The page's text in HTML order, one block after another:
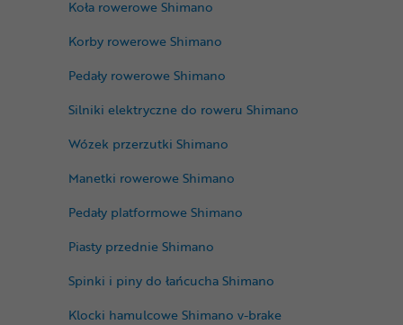
Koła rowerowe Shimano
Korby rowerowe Shimano
Pedały rowerowe Shimano
Silniki elektryczne do roweru Shimano
Wózek przerzutki Shimano
Manetki rowerowe Shimano
Pedały platformowe Shimano
Piasty przednie Shimano
Spinki i piny do łańcucha Shimano
Klocki hamulcowe Shimano v-brake